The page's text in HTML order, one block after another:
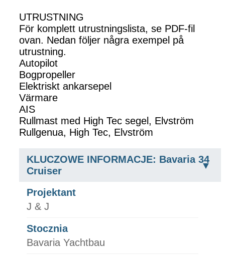
UTRUSTNING
För komplett utrustningslista, se PDF-fil
ovan. Nedan följer några exempel på
utrustning.
Autopilot
Bogpropeller
Elektriskt ankarsepel
Värmare
AIS
Rullmast med High Tec segel, Elvström
Rullgenua, High Tec, Elvström
KLUCZOWE INFORMACJE: Bavaria 34
Cruiser
Projektant
J & J
Stocznia
Bavaria Yachtbau